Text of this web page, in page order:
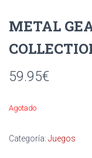
METAL
59.95€
Agotado
Categoría: Juegos